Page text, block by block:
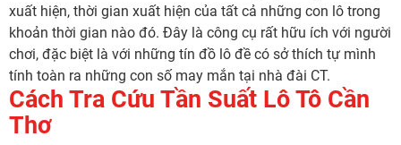
xuất hiện, thời gian xuất hiện của tất cả những con lô trong
khoản thời gian nào đó. Đây là công cụ rất hữu ích với người
chơi, đặc biệt là với những tín đồ lô đề có sở thích tự mình
tính toàn ra những con số may mắn tại nhà đài CT.
Cách Tra Cứu Tần Suất Lô Tô Cần
Thơ